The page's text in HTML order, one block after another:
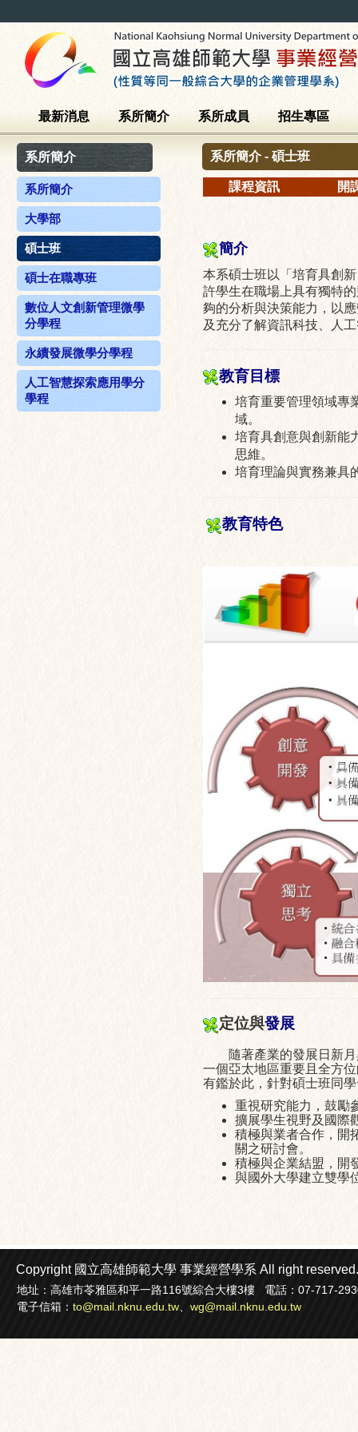
最新消息 系所簡介 系所成員 招生專區
系所簡介
系所簡介
大學部
碩士班
碩士在職專班
數位人文創新管理微學
分學程
永續發展微學分學程
人工智慧探索應用學分
學程
系所簡介 - 碩士班
課程資訊 開
簡介
本系碩士班以「培育具創
許學生在職場上具有獨特
夠的分析與決策能力，以
及充分了解資訊科技、人
教育目標
培育重要管理領域專
域。
培育具創意與創新能
思維。
培育理論與實務兼具
教育特色
定位與發展
隨著產業的發展日新月
一個亞太地區重要且全方
有鑑於此，針對碩士班同
重視研究能力，鼓勵
擴展學生視野及國際
積極與業者合作，開
關之研討會。
積極與企業結盟，開
與國外大學建立雙學
Copyright 國立高雄師範大學 事業經營學系 All right
地址：高雄市苓雅區和平一路116號綜合大樓3樓 電話：07-717-
電子信箱： to@mail.nknu.edu.tw wg@mail.nknu.edu.tw